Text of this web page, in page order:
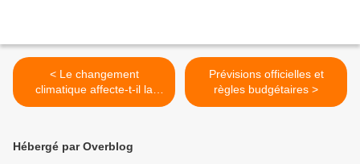
< Le changement
climatique affecte-t-il la
croissance économique ?
Prévisions officielles et
règles budgétaires >
Hébergé par Overblog